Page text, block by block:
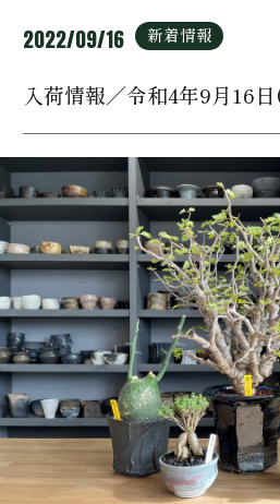
店舗案内・アクセス
ブログ・お知らせ
0166-
2022/09/16 新着情報
入荷情報／令和4年9月16